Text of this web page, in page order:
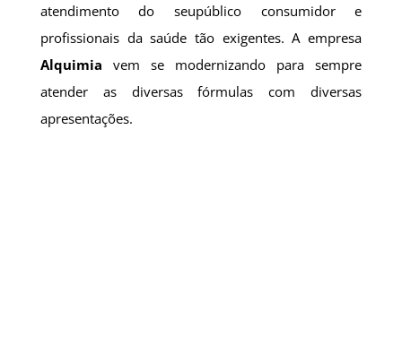
atendimento do seupúblico consumidor e
profissionais da saúde tão exigentes. A empresa
Alquimia vem se modernizando para sempre
atender as diversas fórmulas com diversas
apresentações.